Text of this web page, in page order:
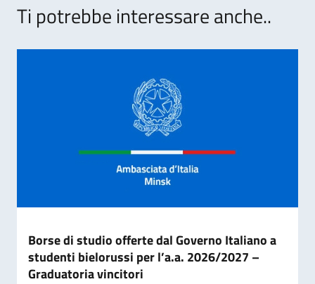
Ti potrebbe interessare anche..
Borse di studio offerte dal Governo Italiano a
studenti bielorussi per l’a.a. 2026/2027 –
Graduatoria vincitori